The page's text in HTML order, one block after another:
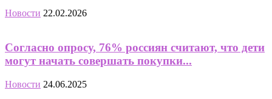
Новости 22.02.2026
Согласно опросу, 76% россиян считают, что дети
могут начать совершать покупки...
Новости 24.06.2025